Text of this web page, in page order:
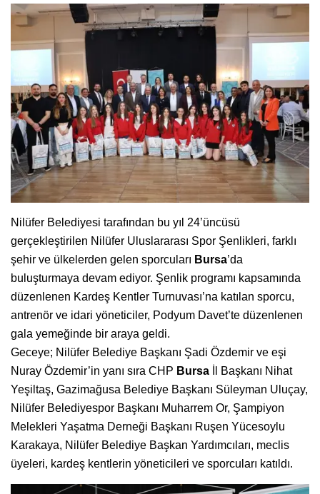
Nilüfer Belediyesi tarafından bu yıl 24’üncüsü
gerçekleştirilen Nilüfer Uluslararası Spor Şenlikleri, farklı
şehir ve ülkelerden gelen sporcuları Bursa’da
buluşturmaya devam ediyor. Şenlik programı kapsamında
düzenlenen Kardeş Kentler Turnuvası’na katılan sporcu,
antrenör ve idari yöneticiler, Podyum Davet’te düzenlenen
gala yemeğinde bir araya geldi.
Geceye; Nilüfer Belediye Başkanı Şadi Özdemir ve eşi
Nuray Özdemir’in yanı sıra CHP Bursa İl Başkanı Nihat
Yeşiltaş, Gazimağusa Belediye Başkanı Süleyman Uluçay,
Nilüfer Belediyespor Başkanı Muharrem Or, Şampiyon
Melekleri Yaşatma Derneği Başkanı Ruşen Yücesoylu
Karakaya, Nilüfer Belediye Başkan Yardımcıları, meclis
üyeleri, kardeş kentlerin yöneticileri ve sporcuları katıldı.